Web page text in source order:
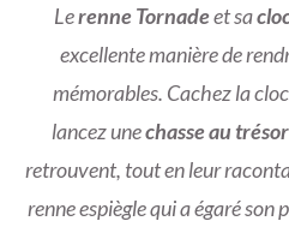
Lerenne Tornadeet sa
excellente manière de
mémorables. Cachez la
lancez unechasse au trésor
retrouvent, tout en leur
renne espiègle qui a égaré son